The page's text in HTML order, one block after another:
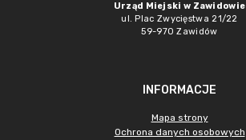
Urząd Miejski w Zawidowie
ul. Plac Zwycięstwa 21/22
59-970 Zawidów
INFORMACJE
Mapa strony
Ochrona danych osobowych